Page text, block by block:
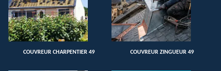
COUVREUR CHARPENTIER 49 COUVREUR ZINGUEUR 49